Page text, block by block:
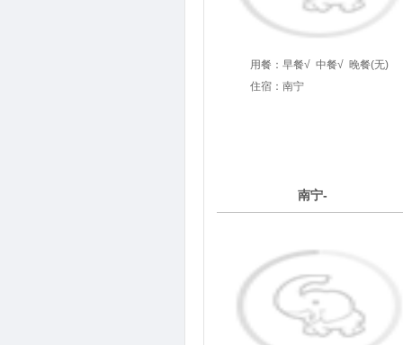
用餐： 早餐√ 中餐√ 晚餐(无)
住宿：南宁
南宁-